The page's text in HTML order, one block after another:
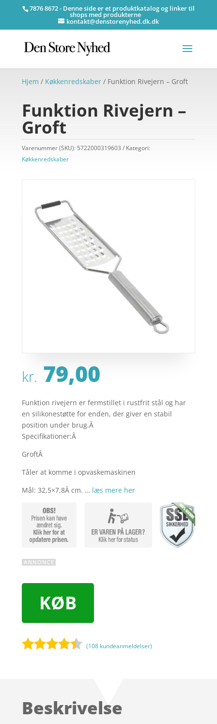
7876 8672 - Denne side er et produktkatalog og linker til
shops med produkterne
kontakt@denstorenyhed.dk.dk
Hjem / Køkkenredskaber/ Funktion Rivejern – Groft
Funktion Rivejern –
Groft
Varenummer (SKU): 5722000319603
Kategori:
Køkkenredskaber
kr. 79,00
Funktion rivejern er fermstillet i rustfrit stål og har
en silikonestøtte for enden, der giver en stabil
position under brug.Â
Specifikationer:Â
GroftÂ
Tåler at komme i opvaskemaskinen
Mål: 32,5×7,8Â cm. … læs mere her
KØB
på
(108 kundeanmeldelser)
Beskrivelse